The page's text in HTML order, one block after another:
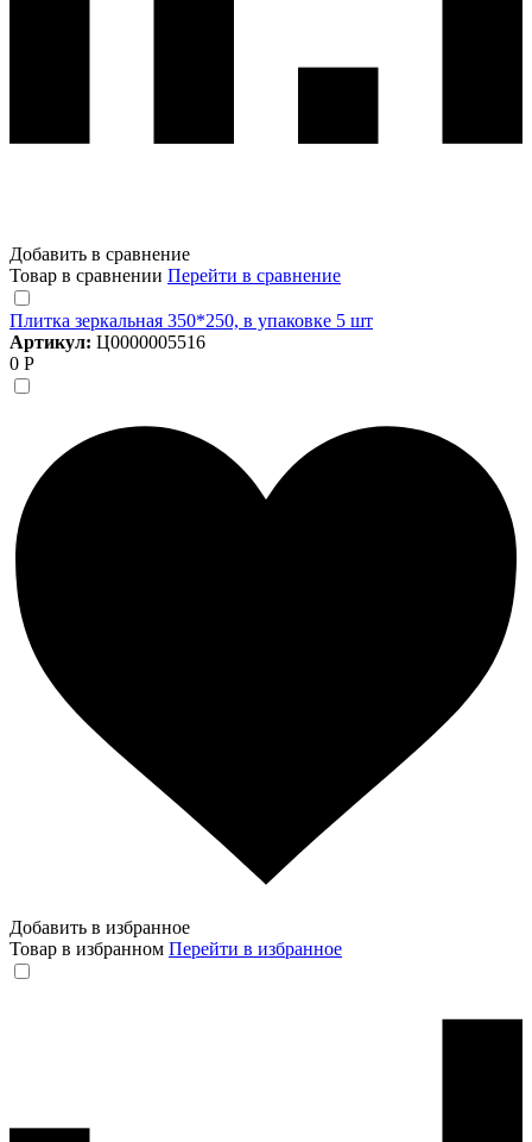
Добавить в сравнение
Товар в сравнении Перейти в сравнение
Плитка зеркальная 350*250, в упаковке 5 шт
Артикул: Ц0000005516
0 Р
Добавить в избранное
Товар в избранном Перейти в избранное